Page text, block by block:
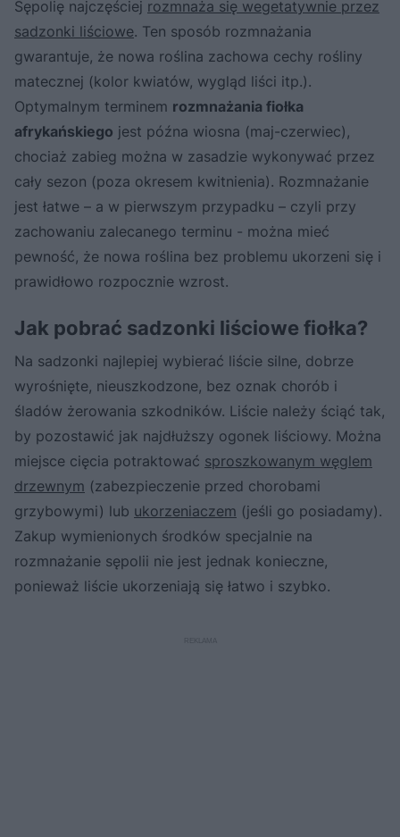
Sępolię najczęściej rozmnaża się wegetatywnie przez
sadzonki liściowe. Ten sposób rozmnażania
gwarantuje, że nowa roślina zachowa cechy rośliny
matecznej (kolor kwiatów, wygląd liści itp.).
Optymalnym terminem rozmnażania fiołka
afrykańskiego jest późna wiosna (maj-czerwiec),
chociaż zabieg można w zasadzie wykonywać przez
cały sezon (poza okresem kwitnienia). Rozmnażanie
jest łatwe – a w pierwszym przypadku – czyli przy
zachowaniu zalecanego terminu - można mieć
pewność, że nowa roślina bez problemu ukorzeni się i
prawidłowo rozpocznie wzrost.
Jak pobrać sadzonki liściowe fiołka?
Na sadzonki najlepiej wybierać liście silne, dobrze
wyrośnięte, nieuszkodzone, bez oznak chorób i
śladów żerowania szkodników. Liście należy ściąć tak,
by pozostawić jak najdłuższy ogonek liściowy. Można
miejsce cięcia potraktować sproszkowanym węglem
drzewnym (zabezpieczenie przed chorobami
grzybowymi) lub ukorzeniaczem (jeśli go posiadamy).
Zakup wymienionych środków specjalnie na
rozmnażanie sępolii nie jest jednak konieczne,
ponieważ liście ukorzeniają się łatwo i szybko.